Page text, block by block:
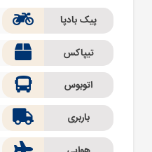
پیک بادپا
تیپاکس
اتوبوس
باربری